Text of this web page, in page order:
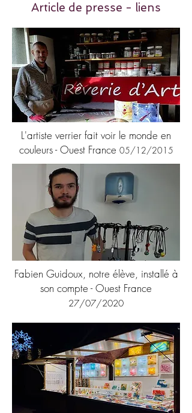
Article de presse - liens
L'artiste verrier fait voir le monde en
couleurs - Ouest France 05/12/2015
Fabien Guidoux, notre élève, installé à
son compte - Ouest France
27/07/2020